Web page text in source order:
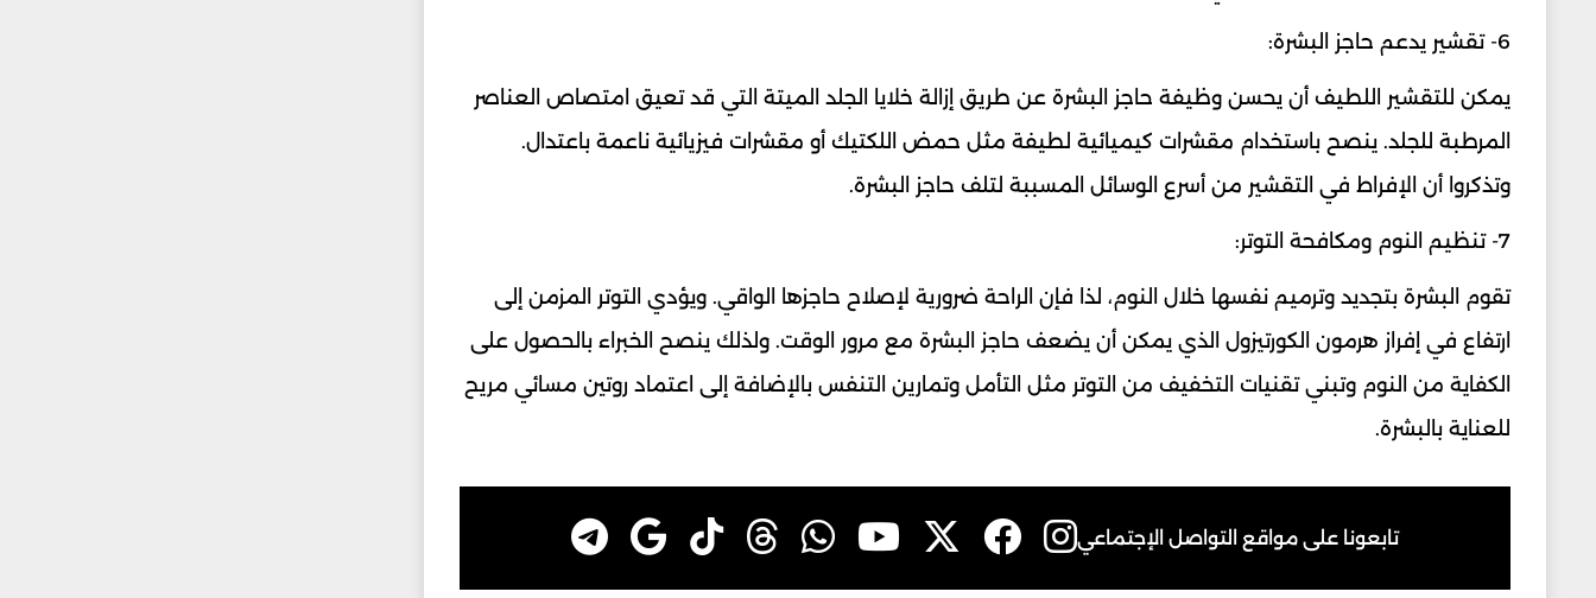
6- تقشير يدعم حاجز البشرة:
يمكن للتقشير اللطيف أن يحسن وظيفة حاجز البشرة عن طريق إزالة خلايا الجلد الميتة التي قد تعيق امتصاص العناصر
المرطبة للجلد. ينصح باستخدام مقشرات كيميائية لطيفة مثل حمض اللكتيك أو مقشرات فيزيائية ناعمة باعتدال.
وتذكروا أن الإفراط في التقشير من أسرع الوسائل المسببة لتلف حاجز البشرة.
7- تنظيم النوم ومكافحة التوتر:
تقوم البشرة بتجديد وترميم نفسها خلال النوم، لذا فإن الراحة ضرورية لإصلاح حاجزها الواقي. ويؤدي التوتر المزمن إلى
ارتفاع في إفراز هرمون الكورتيزول الذي يمكن أن يضعف حاجز البشرة مع مرور الوقت. ولذلك ينصح الخبراء بالحصول على
الكفاية من النوم وتبني تقنيات التخفيف من التوتر مثل التأمل وتمارين التنفس بالإضافة إلى اعتماد روتين مسائي مريح
للعناية بالبشرة.
تابعونا على مواقع التواصل الإجتماعي